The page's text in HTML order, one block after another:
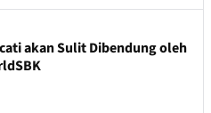
akan Sulit Dibendung oleh